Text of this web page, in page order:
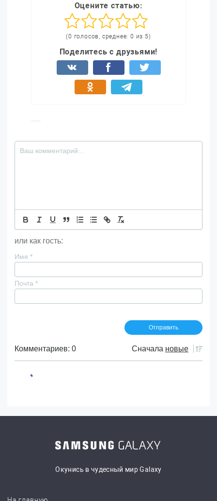
Оцените статью:
(0 голосов, среднее: 0 из 5)
Поделитесь с друзьями!
или как гость:
Имя *
Почта *
Комментариев: 0 Сначала новые
Окунись в чудесный мир Galaxy